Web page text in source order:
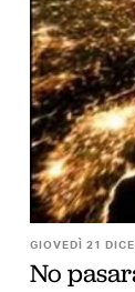
GIOVEDÌ 21
No